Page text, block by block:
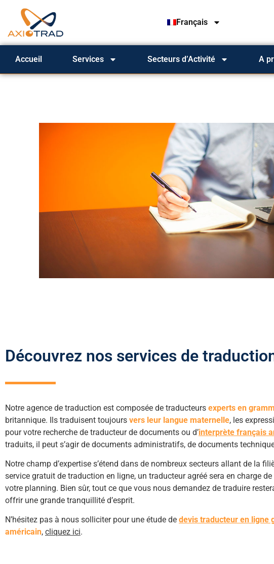
Français
Accueil Services Secteurs d’Activité A
Découvrez nos services de
Notre agence de traduction est composée de traducteurs experts en
britannique. Ils traduisent toujours vers leur langue maternelle, les
pour votre recherche de traducteur de documents ou d’interprète français
traduits, il peut s’agir de documents administratifs, de documents
Notre champ d’expertise s’étend dans de nombreux secteurs allant de la
service gratuit de traduction en ligne, un traducteur agréé sera en charge
votre planning. Bien sûr, tout ce que vous nous demandez de traduire
offrir une grande tranquillité d’esprit.
N’hésitez pas à nous solliciter pour une étude de devis traducteur en ligne
américain, cliquez ici.